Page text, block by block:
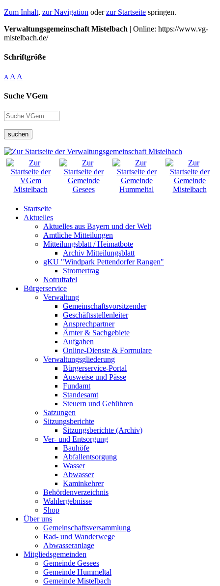
Zum Inhalt, zur Navigation oderzur Startseite springen.
Verwaltungsgemeinschaft Mistelbach | Online: https://www.vg-
mistelbach.de/
Schriftgröße
A A A
Suche VGem
suchen
Startseite
Aktuelles
Aktuelles aus Bayern und der Welt
Amtliche Mitteilungen
Mitteilungsblatt / Heimatbote
Archiv Mitteilungsblatt
gKU "Windpark Pettendorfer Rangen"
Stromertrag
Notruftafel
Bürgerservice
Verwaltung
Gemeinschaftsvorsitzender
Geschäftsstellenleiter
Ansprechpartner
Ämter & Sachgebiete
Aufgaben
Online-Dienste & Formulare
Verwaltungsgliederung
Bürgerservice-Portal
Ausweise und Pässe
Fundamt
Standesamt
Steuern und Gebühren
Satzungen
Sitzungsberichte
Sitzungsberichte (Archiv)
Ver- und Entsorgung
Bauhöfe
Abfallentsorgung
Wasser
Abwasser
Kaminkehrer
Behördenverzeichnis
Wahlergebnisse
Shop
Über uns
Gemeinschaftsversammlung
Rad- und Wanderwege
Abwasseranlage
Mitgliedsgemeinden
Gemeinde Gesees
Gemeinde Hummeltal
Gemeinde Mistelbach